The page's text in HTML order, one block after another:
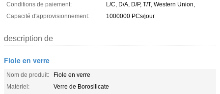
Conditions de paiement:
L/C, D/A, D/P, T/T, Western Union,
Capacité d'approvisionnement:
1000000 PCs/jour
description de
Fiole en verre
Nom de produit:
Fiole en verre
Matériel:
Verre de Borosilicate